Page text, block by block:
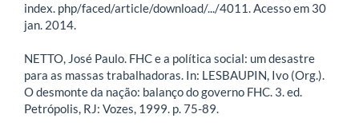
index. php/faced/article/download/.../4011‎. Acesso em 30
jan. 2014.
NETTO, José Paulo. FHC e a política social: um desastre
para as massas trabalhadoras. In: LESBAUPIN, Ivo (Org.).
O desmonte da nação: balanço do governo FHC. 3. ed.
Petrópolis, RJ: Vozes, 1999. p. 75-89.